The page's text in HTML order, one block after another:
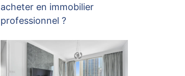
acheter en immobilier
professionnel ?